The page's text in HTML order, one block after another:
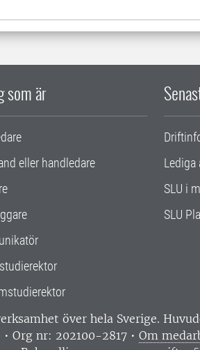
som är
eller handledare
Lediga
SLU i
SLU
över hela Sverige.
Org nr: 202100-2817 • Om